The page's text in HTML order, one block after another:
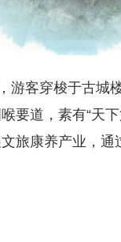
游客穿梭于古城
要道，素有“天
旅康养产业，